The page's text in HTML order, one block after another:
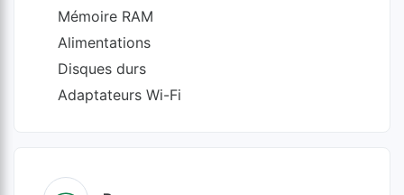
Mémoire RAM
Alimentations
Disques durs
Adaptateurs Wi-Fi